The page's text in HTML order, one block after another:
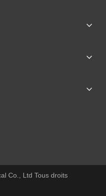
Co., Ltd Tous droits